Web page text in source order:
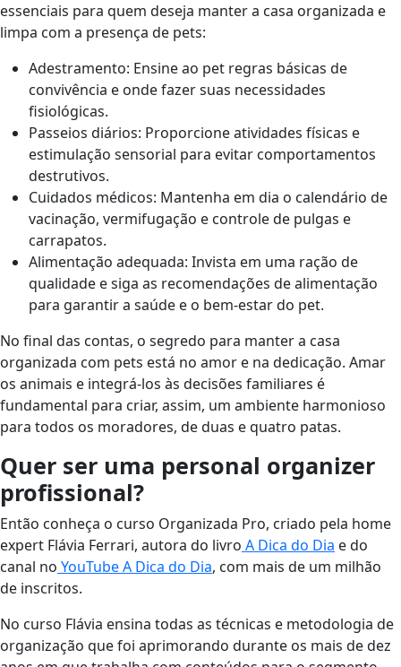
essenciais para quem deseja manter a casa organizada e
limpa com a presença de pets:
Adestramento: Ensine ao pet regras básicas de
convivência e onde fazer suas necessidades
fisiológicas.
Passeios diários: Proporcione atividades físicas e
estimulação sensorial para evitar comportamentos
destrutivos.
Cuidados médicos: Mantenha em dia o calendário de
vacinação, vermifugação e controle de pulgas e
carrapatos.
Alimentação adequada: Invista em uma ração de
qualidade e siga as recomendações de alimentação
para garantir a saúde e o bem-estar do pet.
No final das contas, o segredo para manter a casa
organizada com pets está no amor e na dedicação. Amar
os animais e integrá-los às decisões familiares é
fundamental para criar, assim, um ambiente harmonioso
para todos os moradores, de duas e quatro patas.
Quer ser uma personal organizer
profissional?
Então conheça o curso Organizada Pro, criado pela home
expert Flávia Ferrari, autora do livro A Dica do Dia e do
canal no YouTube A Dica do Dia, com mais de um milhão
de inscritos.
No curso Flávia ensina todas as técnicas e metodologia de
organização que foi aprimorando durante os mais de dez